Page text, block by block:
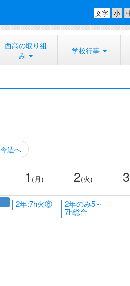
文字
西高の取り組
み
学校行事
今週へ
1 (月) 2(火) 3
2年:7h火⑥ 2年のみ5～
7h総合